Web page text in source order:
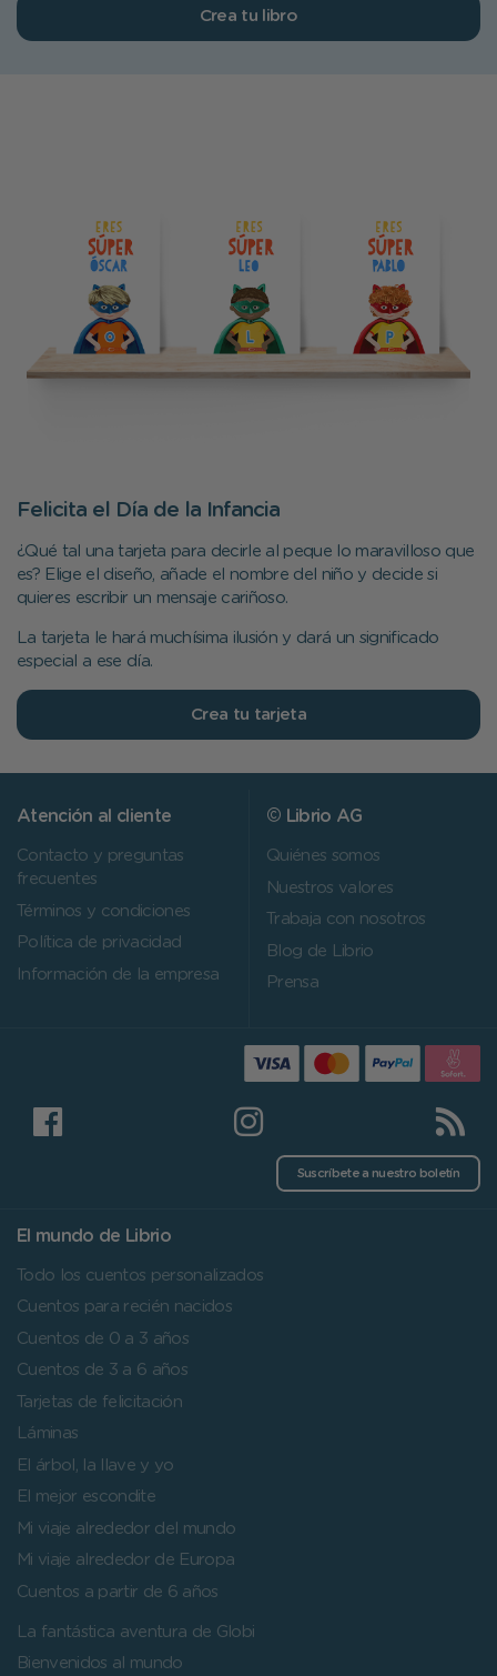
Crea tu libro
Felicita el Día de la Infancia
¿Qué tal una tarjeta para decirle al peque lo maravilloso que
es? Elige el diseño, añade el nombre del niño y decide si
quieres escribir un mensaje cariñoso.
La tarjeta le hará muchísima ilusión y dará un significado
especial a ese día.
Crea tu tarjeta
Atención al cliente
Contacto y preguntas
frecuentes
Términos y condiciones
Política de privacidad
Información de la empresa
© Librio AG
Quiénes somos
Nuestros valores
Trabaja con nosotros
Blog de Librio
Prensa
Suscríbete a nuestro boletín
El mundo de Librio
Todo los cuentos personalizados
Cuentos para recién nacidos
Cuentos de 0 a 3 años
Cuentos de 3 a 6 años
Tarjetas de felicitación
Láminas
El árbol, la llave y yo
El mejor escondite
Mi viaje alrededor del mundo
Mi viaje alrededor de Europa
Cuentos a partir de 6 años
La fantástica aventura de Globi
Bienvenidos al mundo